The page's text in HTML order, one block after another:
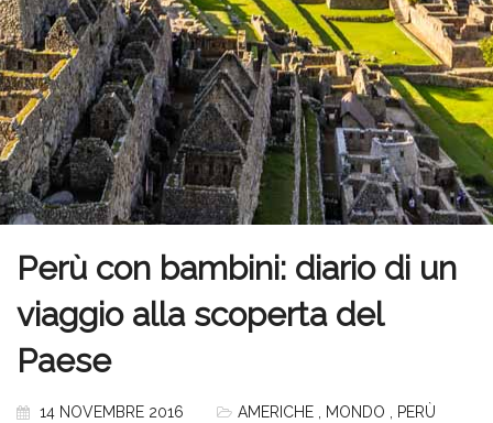
Perù con bambini: diario di un
viaggio alla scoperta del
Paese
14 NOVEMBRE 2016 AMERICHE MONDO PERÙ